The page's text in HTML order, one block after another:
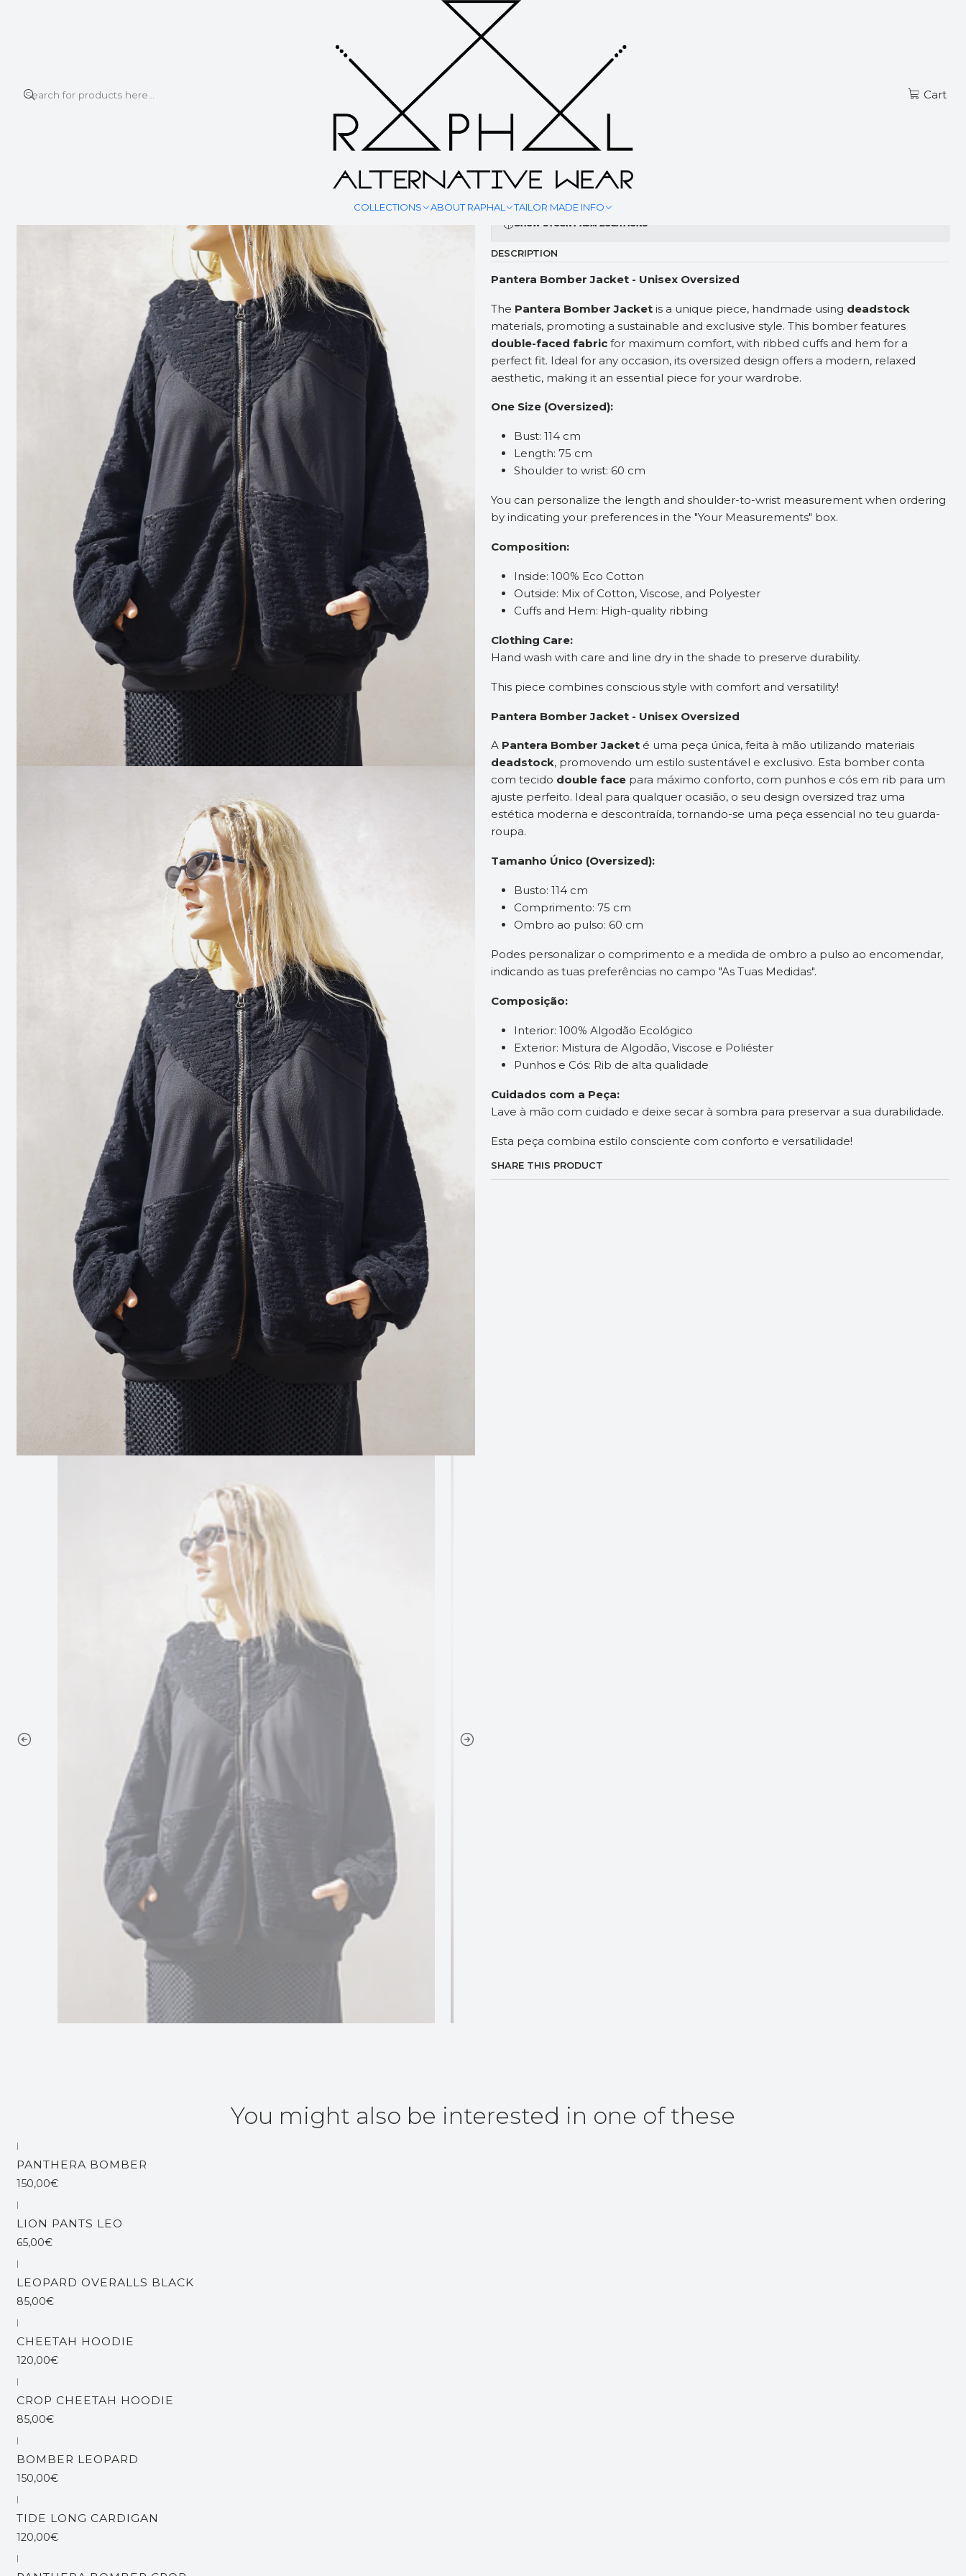
Cart
COLLECTIONS ABOUT RAPHAL TAILOR MADE INFO
PANTHERA BOMBER BLACK
YOUR MEASURMENT
Show stock from locations
DESCRIPTION
Pantera Bomber Jacket - Unisex Oversized
The Pantera Bomber Jacket is a unique piece, handmade using deadstock
materials, promoting a sustainable and exclusive style. This bomber features
double-faced fabric for maximum comfort, with ribbed cuffs and hem for a
perfect fit. Ideal for any occasion, its oversized design offers a modern, relaxed
aesthetic, making it an essential piece for your wardrobe.
One Size (Oversized):
Bust: 114 cm
Length: 75 cm
Shoulder to wrist: 60 cm
You can personalize the length and shoulder-to-wrist measurement when ordering
by indicating your preferences in the "Your Measurements" box.
Composition:
Inside: 100% Eco Cotton
Outside: Mix of Cotton, Viscose, and Polyester
Cuffs and Hem: High-quality ribbing
Clothing Care:
Hand wash with care and line dry in the shade to preserve durability.
This piece combines conscious style with comfort and versatility!
Pantera Bomber Jacket - Unisex Oversized
A Pantera Bomber Jacket é uma peça única, feita à mão utilizando materiais
deadstock, promovendo um estilo sustentável e exclusivo. Esta bomber conta
com tecido double face para máximo conforto, com punhos e cós em rib para um
ajuste perfeito. Ideal para qualquer ocasião, o seu design oversized traz uma
estética moderna e descontraída, tornando-se uma peça essencial no teu guarda-
roupa.
Tamanho Único (Oversized):
Busto: 114 cm
Comprimento: 75 cm
Ombro ao pulso: 60 cm
Podes personalizar o comprimento e a medida de ombro a pulso ao encomendar,
indicando as tuas preferências no campo "As Tuas Medidas".
Composição:
Interior: 100% Algodão Ecológico
Exterior: Mistura de Algodão, Viscose e Poliéster
Punhos e Cós: Rib de alta qualidade
Cuidados com a Peça:
Lave à mão com cuidado e deixe secar à sombra para preservar a sua durabilidade.
Esta peça combina estilo consciente com conforto e versatilidade!
SHARE THIS PRODUCT
You might also be interested in one of these
Out of stock
|
PANTHERA BOMBER
150,00€
Out of stock
|
LION PANTS LEO
65,00€
Out of stock
|
LEOPARD OVERALLS BLACK
85,00€
Out of stock
|
CHEETAH HOODIE
120,00€
Out of stock
|
CROP CHEETAH HOODIE
85,00€
|
BOMBER LEOPARD
150,00€
|
TIDE LONG CARDIGAN
120,00€
Out of stock
|